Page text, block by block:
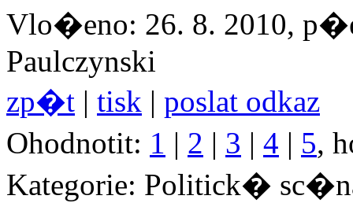
Vlo�eno: 26. 8. 2010,
Paulczynski
zp�t | tisk | poslat odkaz
Ohodnotit: 1 | 2 | 3 | 4 | 5,
Kategorie: Politick�